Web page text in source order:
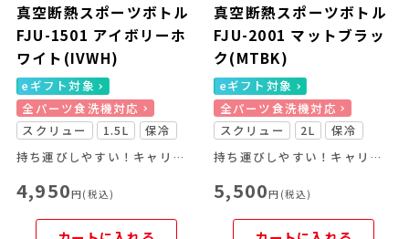
真空断熱スポーツボトル
FJU-1501 アイボリーホ
ワイト(IVWH)
eギフト対象
全パーツ食洗機対応
スクリュー
1.5L
保冷
持ち運びしやすい！キャリーループ付きのスポーツボトル
4,950円(税込)
真空断熱スポーツボトル
FJU-2001 マットブラッ
ク(MTBK)
eギフト対象
全パーツ食洗機対応
スクリュー
2L
保冷
持ち運びしやすい！キャリーループ付きのスポーツボトル
5,500円(税込)